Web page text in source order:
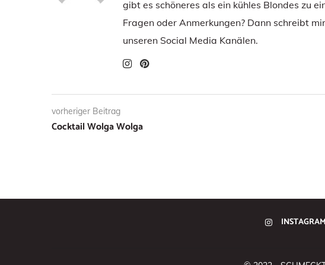
gibt es schöneres als ein kühles Blondes zu
Fragen oder Anmerkungen? Dann schreibt
unseren Social Media Kanälen.
vorheriger Beitrag
Cocktail Wolga Wolga
INSTAGRAM